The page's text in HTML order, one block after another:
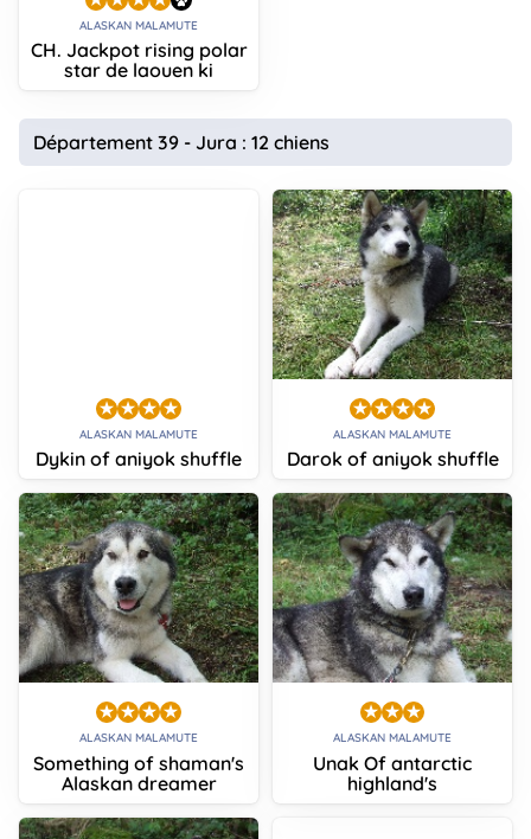
ALASKAN MALAMUTE
CH. Jackpot rising polar
star de laouen ki
Département 39 - Jura : 12 chiens
ALASKAN MALAMUTE
Dykin of aniyok shuffle
ALASKAN MALAMUTE
Darok of aniyok shuffle
ALASKAN MALAMUTE
Something of shaman's
Alaskan dreamer
ALASKAN MALAMUTE
Unak Of antarctic
highland's